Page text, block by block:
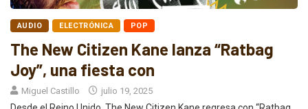
AUDIO ELECTRÓNICA POP
The New Citizen Kane lanza “Ratbag
Joy”, una fiesta con
Miguel Castillo julio 19, 2025